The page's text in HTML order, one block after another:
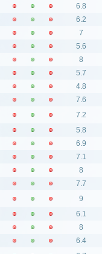
6.8
6.2
7
5.6
8
5.7
4.8
7.6
7.2
5.8
6.9
7.1
8
7.7
9
6.1
8
6.4